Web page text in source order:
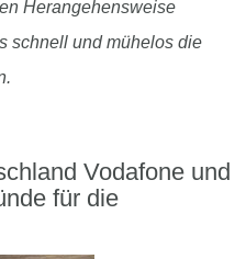
Herangehensweise
schnell und mühelos die
Vodafone und
für die